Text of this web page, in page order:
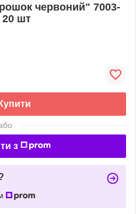
червоний" 7003-
20 шт
Купити
з